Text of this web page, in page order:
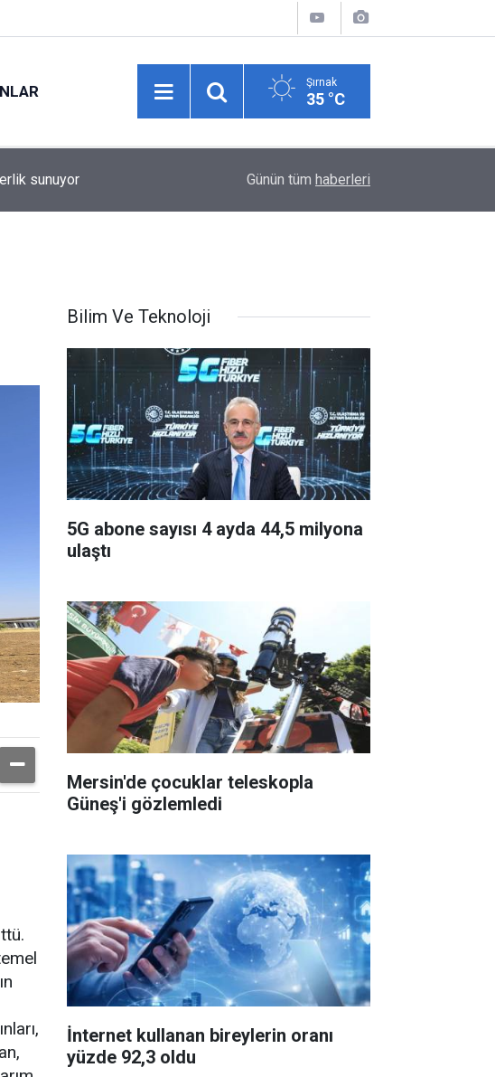
Şırnak
35 °C
1 bedava"
Tarlada para etmeyen karpuzu pazarda kendisi
Günün tüm haberleri
Bilim Ve Teknoloji
5G abone sayısı 4 ayda 44,5 milyona
ulaştı
Mersin'de çocuklar teleskopla
Güneş'i gözlemledi
İnternet kullanan bireylerin oranı
yüzde 92,3 oldu